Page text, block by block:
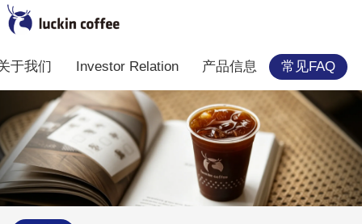
于我们 Investor Relation 产品信息 常见FAQ